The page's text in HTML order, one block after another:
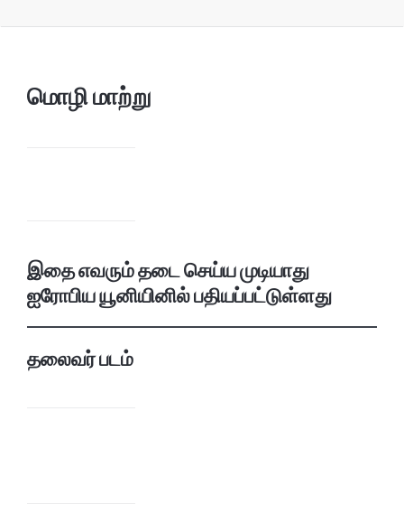
மொழி மாற்று
இதை எவரும் தடை செய்ய முடியாது
ஐரோபிய யூனியினில் பதியப்பட்டுள்ளது
தலைவர் படம்